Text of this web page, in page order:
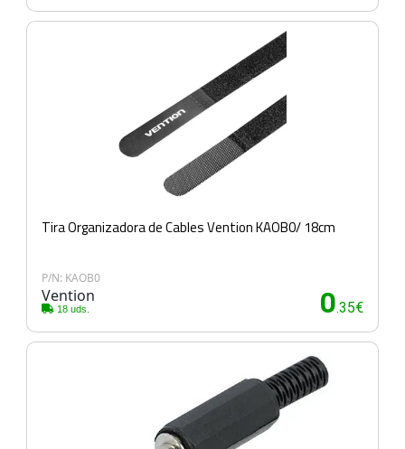
Tira Organizadora de Cables Vention KAOB0/ 18cm
P/N: KAOB0
Vention
18 uds. 0.35€